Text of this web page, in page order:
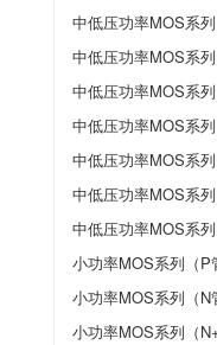
中低压功率MOS系列
中低压功率MOS系列
中低压功率MOS系列
中低压功率MOS系列
中低压功率MOS系列
中低压功率MOS系列
中低压功率MOS系列
小功率MOS系列（P
小功率MOS系列（N
小功率MOS系列（